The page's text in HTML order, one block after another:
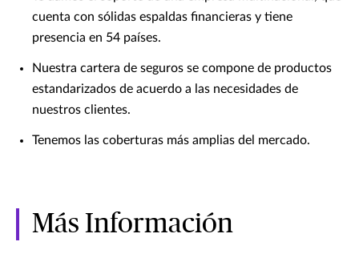
cuenta con sólidas espaldas financieras y tiene
presencia en 54 países.
Nuestra cartera de seguros se compone de productos
estandarizados de acuerdo a las necesidades de
nuestros clientes.
Tenemos las coberturas más amplias del mercado.
Más Información